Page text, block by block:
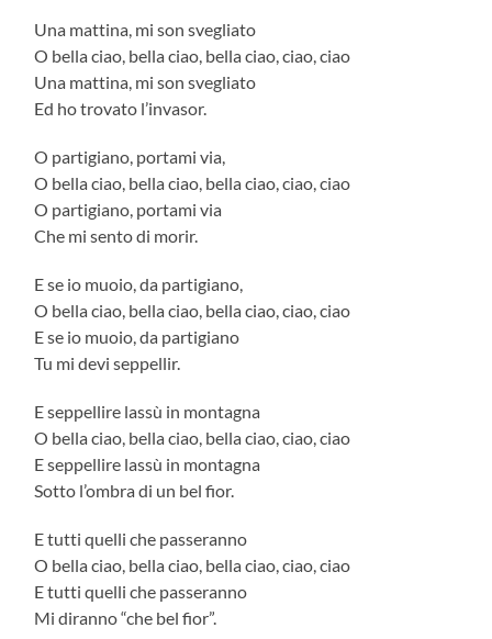
Una mattina, mi son svegliato
O bella ciao, bella ciao, bella ciao, ciao, ciao
Una mattina, mi son svegliato
Ed ho trovato l’invasor.
O partigiano, portami via,
O bella ciao, bella ciao, bella ciao, ciao, ciao
O partigiano, portami via
Che mi sento di morir.
E se io muoio, da partigiano,
O bella ciao, bella ciao, bella ciao, ciao, ciao
E se io muoio, da partigiano
Tu mi devi seppellir.
E seppellire lassù in montagna
O bella ciao, bella ciao, bella ciao, ciao, ciao
E seppellire lassù in montagna
Sotto l’ombra di un bel fior.
E tutti quelli che passeranno
O bella ciao, bella ciao, bella ciao, ciao, ciao
E tutti quelli che passeranno
Mi diranno “che bel fior”.